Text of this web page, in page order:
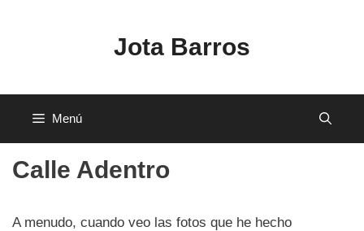
Jota Barros
Menú
Calle Adentro
A menudo, cuando veo las fotos que he hecho